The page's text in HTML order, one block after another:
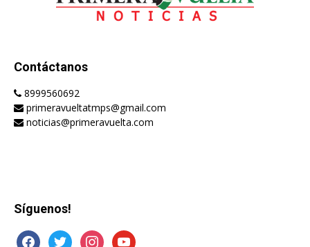
Contáctanos
8999560692
primeravueltatmps@gmail.com
noticias@primeravuelta.com
Síguenos!
facebooktwitter instagramyoutube